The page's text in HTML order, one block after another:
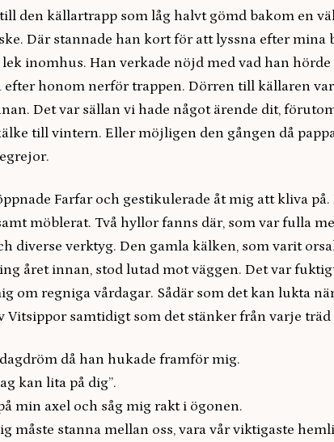
den källartrapp som låg halvt gömd bakom en
Där stannade han kort för att lyssna efter mina
inomhus. Han verkade nöjd med vad han
honom nerför trappen. Dörren till källaren
Det var sällan vi hade något ärende dit,
till vintern. Eller möjligen den gången då
Farfar och gestikulerade åt mig att kliva
möblerat. Två hyllor fanns där, som var fulla
diverse verktyg. Den gamla kälken, som varit
året innan, stod lutad mot väggen. Det var
om regniga vårdagar. Sådär som det kan lukta
Vitsippor samtidigt som det stänker från varje
då han hukade framför mig.
kan lita på dig”.
min axel och såg mig rakt i ögonen.
måste stanna mellan oss, vara vår viktigaste